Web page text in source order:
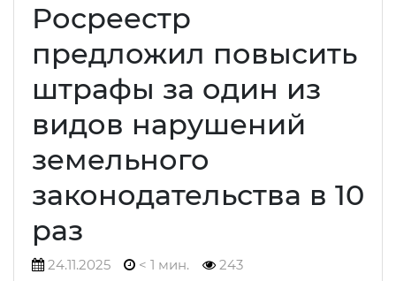
Росреестр
предложил повысить
штрафы за один из
видов нарушений
земельного
законодательства в 10
раз
24.11.2025 < 1 мин. 243